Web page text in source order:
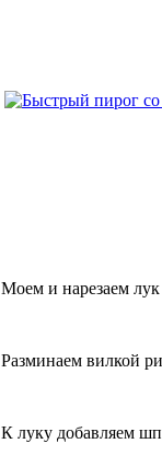
Моем и нарезаем лук
Разминаем вилкой
К луку добавляем